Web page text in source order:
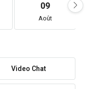
09
Août
Video Chat